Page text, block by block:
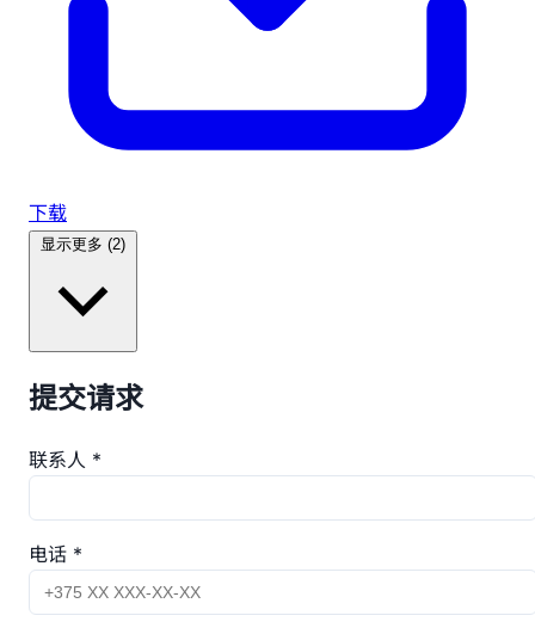
下载
显示更多 (2)
提交请求
联系人 *
电话 *